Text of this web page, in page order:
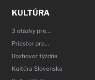
KULTÚRA
3 otázky pre…
Priestor pre…
Rozhovor týždňa
Kultúra Slovenska